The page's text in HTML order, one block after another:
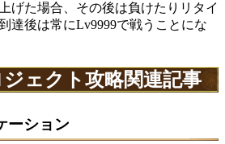
げた場合、その後は負けたりリタイ
達後は常にLv9999で戦うことにな
ェクト攻略関連記事
ーション